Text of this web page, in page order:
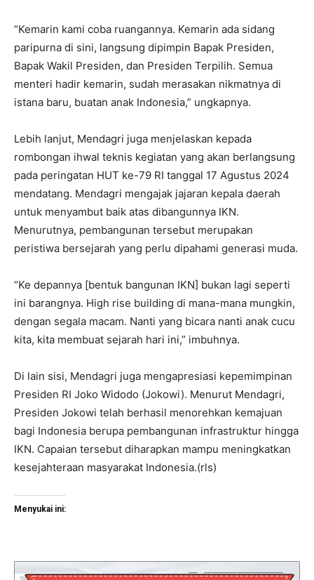
“Kemarin kami coba ruangannya. Kemarin ada sidang
paripurna di sini, langsung dipimpin Bapak Presiden,
Bapak Wakil Presiden, dan Presiden Terpilih. Semua
menteri hadir kemarin, sudah merasakan nikmatnya di
istana baru, buatan anak Indonesia,” ungkapnya.
Lebih lanjut, Mendagri juga menjelaskan kepada
rombongan ihwal teknis kegiatan yang akan berlangsung
pada peringatan HUT ke-79 RI tanggal 17 Agustus 2024
mendatang. Mendagri mengajak jajaran kepala daerah
untuk menyambut baik atas dibangunnya IKN.
Menurutnya, pembangunan tersebut merupakan
peristiwa bersejarah yang perlu dipahami generasi muda.
“Ke depannya [bentuk bangunan IKN] bukan lagi seperti
ini barangnya. High rise building di mana-mana mungkin,
dengan segala macam. Nanti yang bicara nanti anak cucu
kita, kita membuat sejarah hari ini,” imbuhnya.
Di lain sisi, Mendagri juga mengapresiasi kepemimpinan
Presiden RI Joko Widodo (Jokowi). Menurut Mendagri,
Presiden Jokowi telah berhasil menorehkan kemajuan
bagi Indonesia berupa pembangunan infrastruktur hingga
IKN. Capaian tersebut diharapkan mampu meningkatkan
kesejahteraan masyarakat Indonesia.(rls)
Menyukai ini: